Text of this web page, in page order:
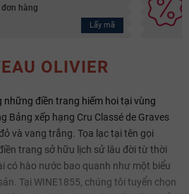
hàng
Lấy mã
OLIVIER
những điền trang hiếm hoi tại vùng
Bảng xếp hạng Cru Classé de Graves
và vang trắng. Tọa lạc tại tên gọi
trang sở hữu lịch sử lâu đời từ thời
có hào nước bao quanh như một biểu
Tại WINE1855, chúng tôi tuyển chọn